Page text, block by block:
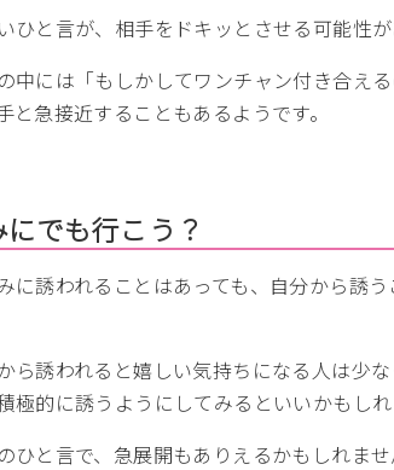
ひと言が、相手をドキッとさせる可能性が
中には「もしかしてワンチャン付き合え
と急接近することもあるようです。
でも行こう？
に誘われることはあっても、自分から誘
ら誘われると嬉しい気持ちになる人は少
極的に誘うようにしてみるといいかもしれ
ひと言で、急展開もありえるかもしれませ